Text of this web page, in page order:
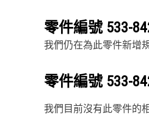
零件編號 533-
我們仍在為此零件新增
零件編號 533-
我們目前沒有此零件的